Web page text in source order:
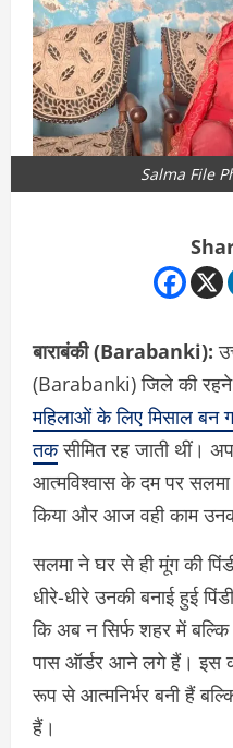
Salma File
बाराबंकी (Barabanki):
(Barabanki) जिले की रहने
महिलाओं के लिए मिसाल बन
तकसीमित रह जाती थीं।
आत्मविश्वास के दम पर
किया और आज वही काम
सलमा ने घर से ही मूंग की
धीरे-धीरे उनकी बनाई हुई
कि अब न सिर्फ शहर में
पास ऑर्डर आने लगे हैं। इस
रूप से आत्मनिर्भर बनी हैं
हैं।